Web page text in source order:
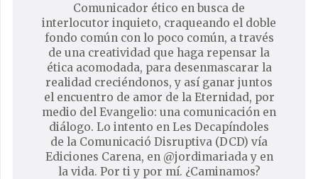
Comunicador ético en busca de
interlocutor inquieto, craqueando el doble
fondo común con lo poco común, a través
de una creatividad que haga repensar la
ética acomodada, para desenmascarar la
realidad creciéndonos, y así ganar juntos
el encuentro de amor de la Eternidad, por
medio del Evangelio: una comunicación en
diálogo. Lo intento en Les Decapíndoles
de la Comunicació Disruptiva (DCD) vía
Ediciones Carena, en @jordimariada y en
la vida. Por ti y por mí. ¿Caminamos?